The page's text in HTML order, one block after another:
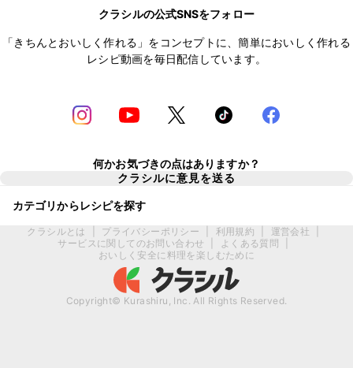
クラシルの公式SNSをフォロー
「きちんとおいしく作れる」をコンセプトに、簡単においしく作れる
レシピ動画を毎日配信しています。
何かお気づきの点はありますか？
クラシルに意見を送る
カテゴリからレシピを探す
クラシルとは プライバシーポリシー 利用規約 運営会社
サービスに関してのお問い合わせ
よくある質問
おいしく安全に料理を楽しむために
Copyright© Kurashiru, Inc. All Rights Reserved.